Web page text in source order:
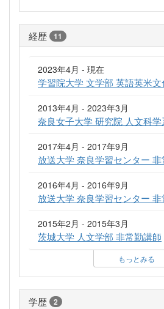
経歴 11
2023年4月 - 現在
学習院大学 文学部 英語英米
2013年4月 - 2023年3月
奈良女子大学 研究院 人文科
2017年4月 - 2017年9月
放送大学 奈良学習センター
2016年4月 - 2016年9月
放送大学 奈良学習センター
2015年2月 - 2015年3月
茨城大学 人文学部 非常勤講師
もっとみる
学歴 2